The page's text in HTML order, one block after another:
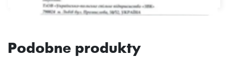
Podobne produkty